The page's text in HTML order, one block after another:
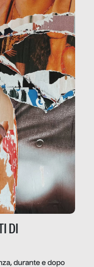
DI
durante e dopo